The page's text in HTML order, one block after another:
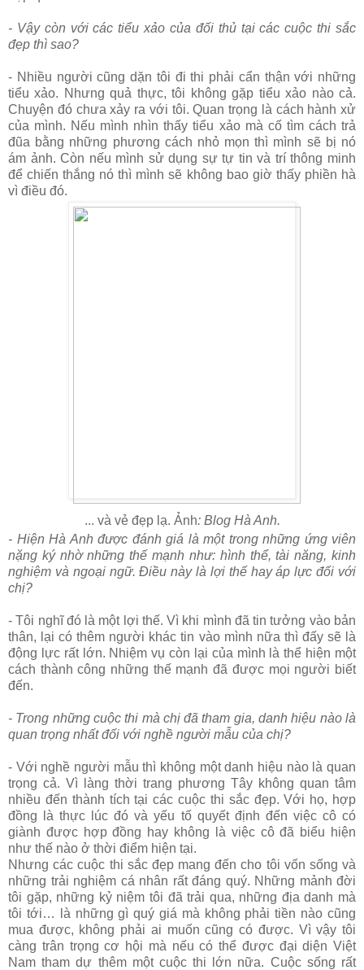
- Vậy còn với các tiểu xảo của đối thủ tại các cuộc thi sắc
đẹp thì sao?
- Nhiều người cũng dặn tôi đi thi phải cẩn thận với những
tiểu xảo. Nhưng quả thực, tôi không gặp tiểu xảo nào cả.
Chuyện đó chưa xảy ra với tôi. Quan trọng là cách hành xử
của mình. Nếu mình nhìn thấy tiểu xảo mà cố tìm cách trả
đũa bằng những phương cách nhỏ mọn thì mình sẽ bị nó
ám ảnh. Còn nếu mình sử dụng sự tự tin và trí thông minh
để chiến thắng nó thì mình sẽ không bao giờ thấy phiền hà
vì điều đó.
... và vẻ đẹp lạ. Ảnh: Blog Hà Anh.
- Hiện Hà Anh được đánh giá là một trong những ứng viên
nặng ký nhờ những thế mạnh như: hình thể, tài năng, kinh
nghiệm và ngoại ngữ. Điều này là lợi thế hay áp lực đối với
chị?
- Tôi nghĩ đó là một lợi thế. Vì khi mình đã tin tưởng vào bản
thân, lại có thêm người khác tin vào mình nữa thì đấy sẽ là
động lực rất lớn. Nhiệm vụ còn lại của mình là thể hiện một
cách thành công những thế mạnh đã được mọi người biết
đến.
- Trong những cuộc thi mà chị đã tham gia, danh hiệu nào là
quan trọng nhất đối với nghề người mẫu của chị?
- Với nghề người mẫu thì không một danh hiệu nào là quan
trọng cả. Vì làng thời trang phương Tây không quan tâm
nhiều đến thành tích tại các cuộc thi sắc đẹp. Với họ, hợp
đồng là thực lúc đó và yếu tố quyết định đến việc cô có
giành được hợp đồng hay không là việc cô đã biểu hiện
như thế nào ở thời điểm hiện tại.
Nhưng các cuộc thi sắc đẹp mang đến cho tôi vốn sống và
những trải nghiệm cá nhân rất đáng quý. Những mảnh đời
tôi gặp, những kỷ niệm tôi đã trải qua, những địa danh mà
tôi tới… là những gì quý giá mà không phải tiền nào cũng
mua được, không phải ai muốn cũng có được. Vì vậy tôi
càng trân trọng cơ hội mà nếu có thể được đại diện Việt
Nam tham dự thêm một cuộc thi lớn nữa. Cuộc sống rất